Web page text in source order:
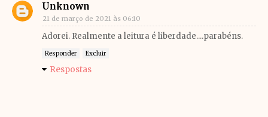
Unknown
21 de março de 2021 às 06:10
Adorei. Realmente a leitura é liberdade....parabéns.
Responder Excluir
Respostas